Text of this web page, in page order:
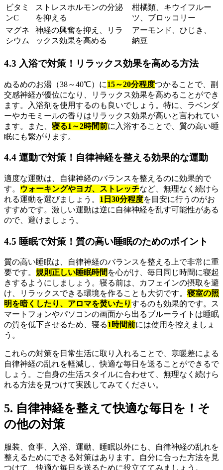
ビタミ
ンC
ストレスホルモンの分泌
を抑える
柑橘類、キウイフルー
ツ、ブロッコリー
マグネ
シウム
神経の興奮を抑え、リラ
ックス効果を高める
アーモンド、ひじき、
納豆
4.3 入浴で対策！リラックス効果を高める方法
ぬるめのお湯（38～40℃）に15～20分程度つかることで、副
交感神経が優位になり、リラックス効果を高めることができ
ます。入浴剤を使用するのも良いでしょう。特に、ラベンダ
ーやカモミールの香りはリラックス効果が高いと言われてい
ます。また、 寝る1～2時間前に入浴することで、質の高い睡
眠にも繋がります。
4.4 運動で対策！自律神経を整える効果的な運動
適度な運動は、自律神経のバランスを整えるのに効果的で
す。
ウォーキングやヨガ、ストレッチなど、無理なく続けら
れる運動を選びましょう。 1日30分程度を目安に行うのがお
すすめです。激しい運動は逆に自律神経を乱す可能性がある
ので、避けましょう。
4.5 睡眠で対策！質の高い睡眠のためのポイント
質の高い睡眠は、自律神経のバランスを整える上で非常に重
要です。 規則正しい睡眠時間 を心がけ、毎日同じ時間に寝起
きするようにしましょう。寝る前は、カフェインの摂取を避
け、リラックスできる環境を作ることも大切です。 寝室の照
明を暗くしたり、アロマを焚いたりするのも効果的です。ス
マートフォンやパソコンの画面から出るブルーライトは睡眠
の質を低下させるため、寝る1時間前には使用を控えましょ
う。
これらの対策を日常生活に取り入れることで、寒暖差による
自律神経の乱れを軽減し、快適な毎日を送ることができるで
しょう。ご自身の生活スタイルに合わせて、無理なく続けら
れる方法を見つけて実践してみてください。
5. 自律神経を整えて快適な毎日を！そ
の他の対策
服装、食事、入浴、運動、睡眠以外にも、自律神経の乱れを
整えるためにできる対策はあります。自分に合った方法を見
つけて、快適な毎日を送るために役立ててみましょう。